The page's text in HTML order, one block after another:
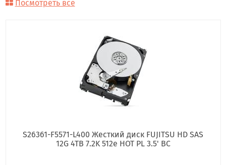
Посмотреть все
S26361-F5571-L400 Жесткий диск FUJITSU HD SAS
12G 4TB 7.2K 512e HOT PL 3.5' BC